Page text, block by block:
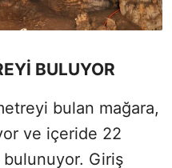
BULUYOR
bulan mağara,
ve içeride 22
Giriş